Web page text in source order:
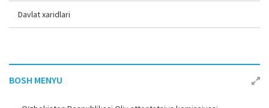
Davlat xaridlari
BOSH MENYU